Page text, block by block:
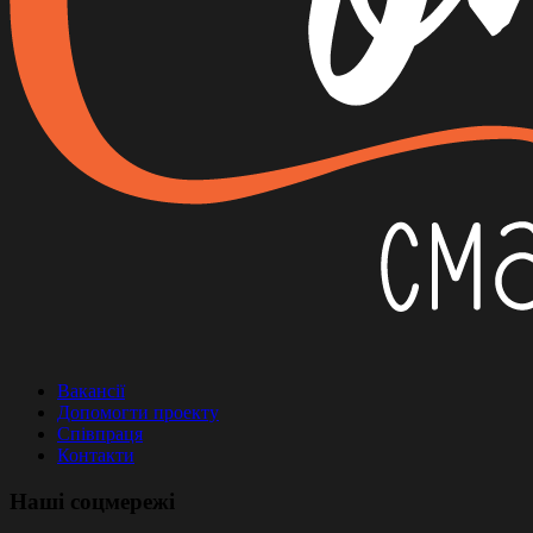
Вакансії
Допомогти проекту
Співпраця
Контакти
Наші соцмережі